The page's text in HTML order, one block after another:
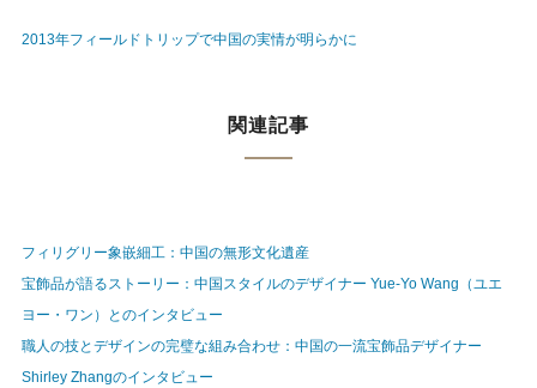
2013年フィールドトリップで中国の実情が明らかに
関連記事
フィリグリー象嵌細工：中国の無形文化遺産
宝飾品が語るストーリー：中国スタイルのデザイナー Yue-Yo Wang（ユエ
ヨー・ワン）とのインタビュー
職人の技とデザインの完璧な組み合わせ：中国の一流宝飾品デザイナー
Shirley Zhangのインタビュー